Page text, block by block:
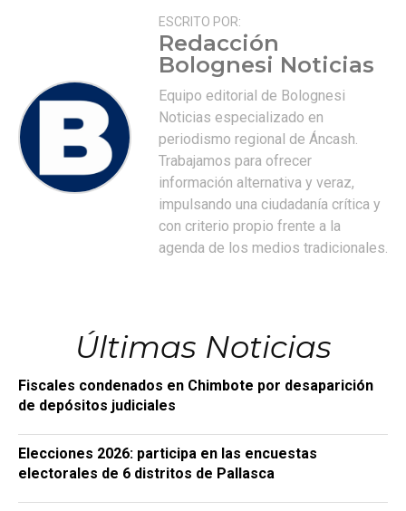
ESCRITO POR:
Redacción
Bolognesi Noticias
Equipo editorial de Bolognesi
Noticias especializado en
periodismo regional de Áncash.
Trabajamos para ofrecer
información alternativa y veraz,
impulsando una ciudadanía crítica y
con criterio propio frente a la
agenda de los medios tradicionales.
Últimas Noticias
Fiscales condenados en Chimbote por desaparición
de depósitos judiciales
Elecciones 2026: participa en las encuestas
electorales de 6 distritos de Pallasca